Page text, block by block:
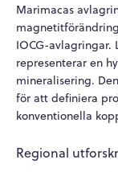
Marimacas
IOCG-avlagringar.
representerar en
mineralisering.
för att definiera
konventionella
Regional